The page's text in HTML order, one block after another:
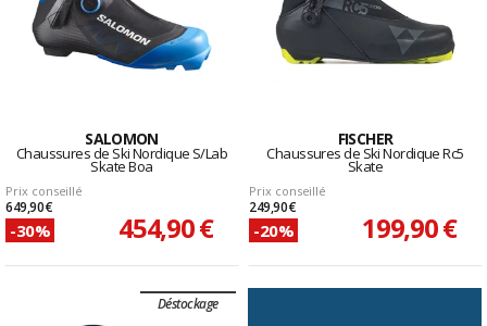
SALOMON
Chaussures de Ski Nordique S/Lab
Skate Boa
Prix conseillé
649,90 €
-30% 454,90 €
FISCHER
Chaussures de Ski Nordique Rc5
Skate
Prix conseillé
249,90 €
-20% 199,90 €
Déstockage